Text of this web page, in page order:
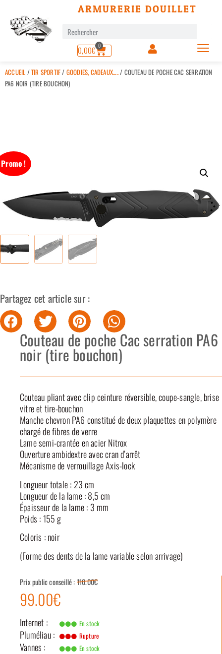
ARMURERIE DOUILLET
0,00€ 0
ACCUEIL /TIR SPORTIF/ GOODIES, CADEAUX...../ COUTEAU DE POCHE CAC SERRATION
PA6 NOIR (TIRE BOUCHON)
Promo !
Partagez cet article sur :
Couteau de poche Cac serration PA6
noir (tire bouchon)
Couteau pliant avec clip ceinture réversible, coupe-sangle, brise
vitre et tire-bouchon
Manche chevron PA6 constitué de deux plaquettes en polymère
chargé de fibres de verre
Lame semi-crantée en acier Nitrox
Ouverture ambidextre avec cran d’arrêt
Mécanisme de verrouillage Axis-lock
Longueur totale : 23 cm
Longueur de la lame : 8,5 cm
Épaisseur de la lame : 3 mm
Poids : 155 g
Coloris : noir
(Forme des dents de la lame variable selon arrivage)
Prix public conseillé :110.00€
99.00€
Internet : En stock
Pluméliau : Rupture
Vannes : En stock